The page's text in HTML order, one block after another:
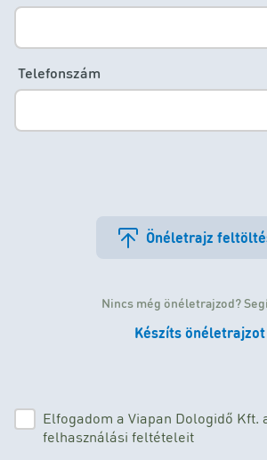
Telefonszám
Önéletrajz
Nincs még önéletrajzod?
Készíts önéletrajzot
Elfogadom a Viapan Dologidő Kft.
felhasználási feltételeit